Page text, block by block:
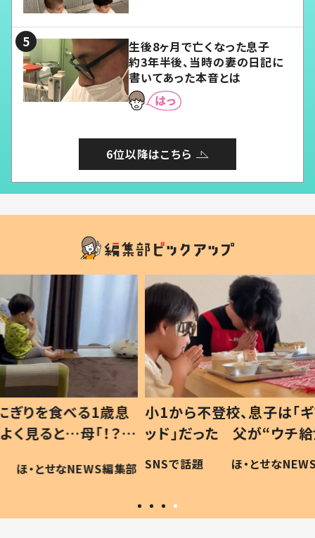
生後8ヶ月で亡くなった息子
約3年半後、当時の妻の日記に
書いてあった本音とは
6位以降はこちら
歳息
？」
編集部
小1から不登校、息子は「ギフテ
ッド」だった 父が“ウチ給食”を
作り続ける理由とは #令和の親
#令和の子
SNSで話題 ほ・とせなNEWS編集部
ひ孫
が、抱
「涙が
い」